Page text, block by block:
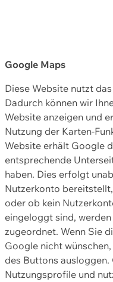
Google Maps
Diese Website nutzt
Dadurch können wir
Website anzeigen und
Nutzung der Karten-
Website erhält Google
entsprechende
haben. Dies erfolgt
Nutzerkonto
oder ob kein
eingeloggt sind,
zugeordnet. Wenn Sie
Google nicht
des Buttons
Nutzungsprofile und